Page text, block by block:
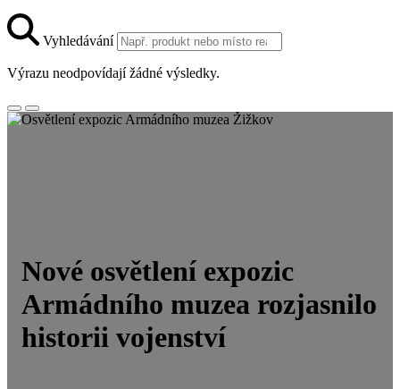
Vyhledávání
Výrazu neodpovídají žádné výsledky.
Nové osvětlení expozic
Armádního muzea rozjasnilo
historii vojenství